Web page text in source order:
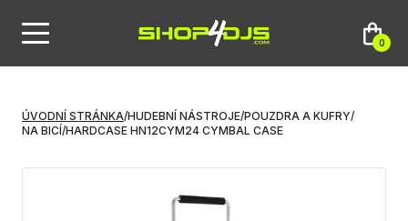
0
ÚVODNÍ STRÁNKA/HUDEBNÍ NÁSTROJE/POUZDRA A KUFRY/
NA BICÍ/HARDCASE HN12CYM24 CYMBAL CASE